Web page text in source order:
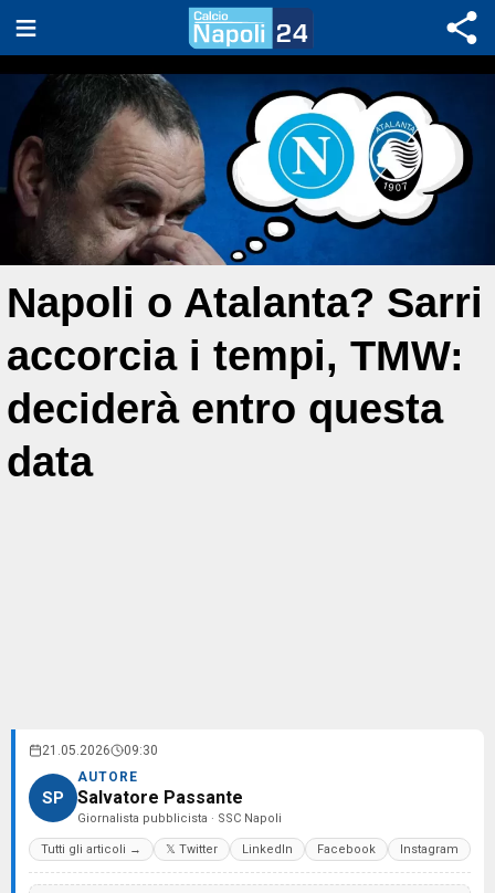
Napoli o Atalanta? Sarri
accorcia i tempi, TMW:
deciderà entro questa
data
21.05.2026 09:30
SP
AUTORE
Salvatore Passante
Giornalista pubblicista · SSC Napoli
Tutti gli articoli → 𝕏 Twitter LinkedIn Facebook Instagram